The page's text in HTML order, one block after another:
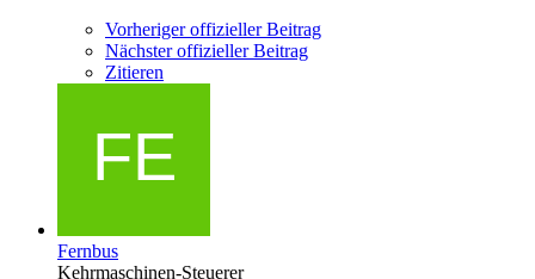
Vorheriger offizieller Beitrag
Nächster offizieller Beitrag
Zitieren
Fernbus
Kehrmaschinen-Steuerer